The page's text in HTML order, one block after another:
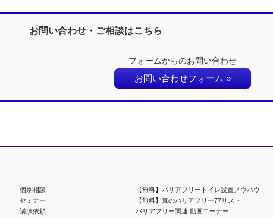
お問い合わせ・ご相談はこちら
フォームからのお問い合わせ
お問い合わせフォーム »
個別相談
セミナー
講演依頼
【無料】バリアフリートイレ設置ノウハウ
【無料】真のバリアフリー77リスト
バリアフリー関連 動画コーナー